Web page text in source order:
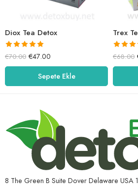
Diox Tea Detox
5 üzerinden
5.00oy aldı
€70.00 €47.00
Sepete Ekle
Trex
5
5.00oy
€68.00
8 The Green B Suite Dover Delaware USA